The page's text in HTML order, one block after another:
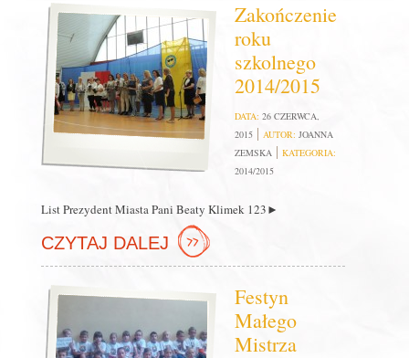
Zakończenie
roku
szkolnego
2014/2015
DATA: 26 CZERWCA,
2015
AUTOR: JOANNA
ZEMSKA
KATEGORIA:
2014/2015
List Prezydent Miasta Pani Beaty Klimek 123►
CZYTAJ DALEJ
Festyn
Małego
Mistrza